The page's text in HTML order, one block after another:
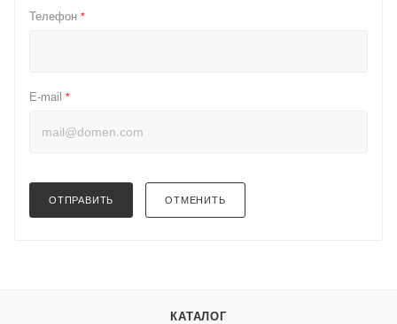
Телефон *
E-mail *
ОТПРАВИТЬ ОТМЕНИТЬ
КАТАЛОГ